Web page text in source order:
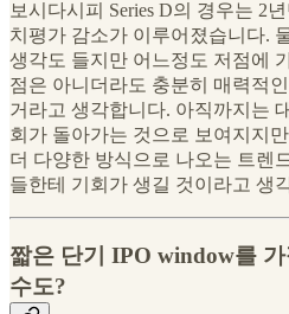
보시다시피 Series D의 경우는 2
치평가 감소가 이루어졌습니다.
생각도 들지만 어느정도 저점에
점은 아니더라도 충분히 매력적
거라고 생각합니다. 아직까지는
회가 돌아가는 것으로 보여지지
더 다양한 방식으로 나오는 트렌
들한테 기회가 생길 것이라고 생
짧은 단기 IPO window를
수도?